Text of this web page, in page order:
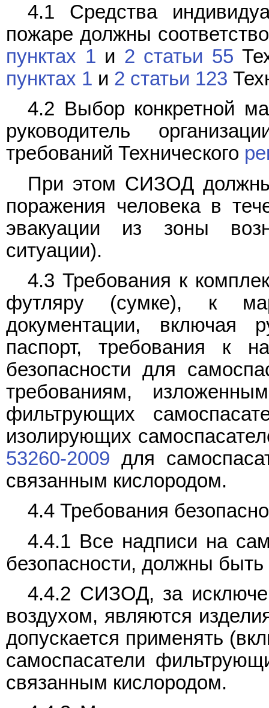
4.1 Средства
пожаре должны
пунктах 1 и 2 статьи 55
пунктах 1 и 2 статьи 123
4.2 Выбор конкретной
руководитель
требований Технического
При этом СИЗОД должны
поражения человека в
эвакуации из зоны
ситуации).
4.3 Требования к
футляру (сумке), к
документации, включая
паспорт, требования к
безопасности для
требованиям,
фильтрующих
изолирующих
53260-2009 для
связанным кислородом.
4.4 Требования
4.4.1 Все надписи на
безопасности, должны
4.4.2 СИЗОД, за
воздухом, являются
допускается применять
самоспасатели
связанным кислородом.